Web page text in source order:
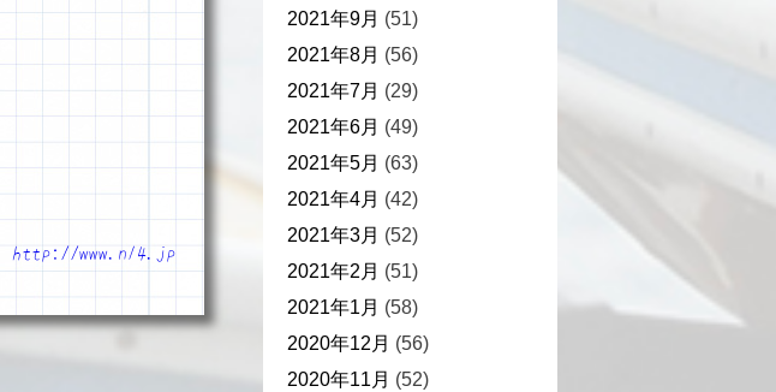
http://www.n14.jp
2021年9月 (51)
2021年8月 (56)
2021年7月 (29)
2021年6月 (49)
2021年5月 (63)
2021年4月 (42)
2021年3月 (52)
2021年2月 (51)
2021年1月 (58)
2020年12月 (56)
2020年11月 (52)